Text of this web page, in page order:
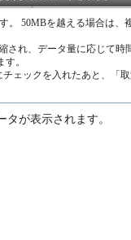
50MBを越える場合は、
れ、データ量に応じて時
。
ェックを入れたあと、「
タが表示されます。